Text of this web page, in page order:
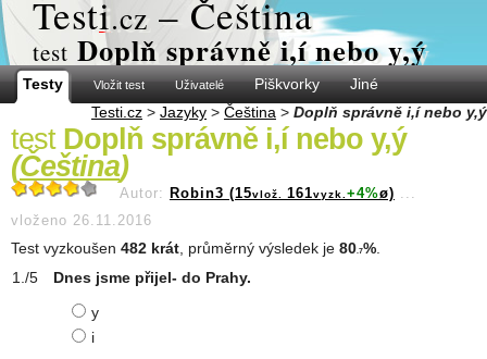
Testi.cz – Čeština
test Doplň správně i,í nebo y,ý
Testy Vložit test Uživatelé Piškvorky
Jiné
Testi.cz > Jazyky > Čeština > Doplň správně i,í nebo y,ý
test Doplň správně i,í nebo y,ý
(Čeština)
Autor: Robin3 (15vlož. 161vyzk. +4%ø) ...
vloženo 26.11.2016
Test vyzkoušen 482 krát , průměrný výsledek je 80 .7%
Dnes jsme přijel- do Prahy.
y
i